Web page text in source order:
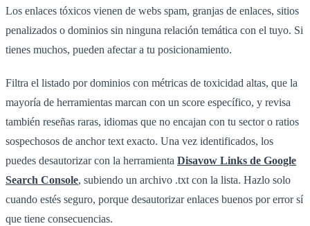
Los enlaces tóxicos vienen de webs spam, granjas de enlaces, sitios
penalizados o dominios sin ninguna relación temática con el tuyo. Si
tienes muchos, pueden afectar a tu posicionamiento.
Filtra el listado por dominios con métricas de toxicidad altas, que la
mayoría de herramientas marcan con un score específico, y revisa
también reseñas raras, idiomas que no encajan con tu sector o ratios
sospechosos de anchor text exacto. Una vez identificados, los
puedes desautorizar con la herramienta Disavow Links de Google
Search Console, subiendo un archivo .txt con la lista. Hazlo solo
cuando estés seguro, porque desautorizar enlaces buenos por error sí
que tiene consecuencias.